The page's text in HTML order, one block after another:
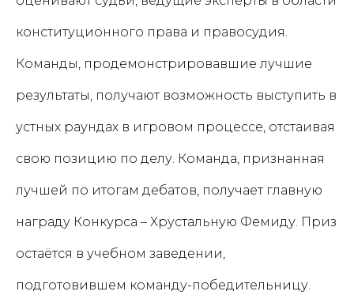
конституционного права и правосудия.
Команды, продемонстрировавшие лучшие
результаты, получают возможность выступить в
устных раундах в игровом процессе, отстаивая
свою позицию по делу. Команда, признанная
лучшей по итогам дебатов, получает главную
награду Конкурса – Хрустальную Фемиду. Приз
остаётся в учебном заведении,
подготовившем команду-победительницу.